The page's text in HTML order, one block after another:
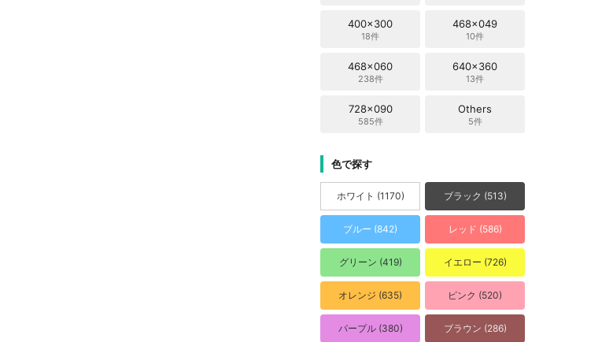
400x300
18件
468x049
10件
468x060
238件
640x360
13件
728x090
585件
Others
5件
色で探す
ホワイト (1170) ブラック (513)
ブルー (842) レッド (586)
グリーン (419) イエロー (726)
オレンジ (635) ピンク (520)
パープル (380) ブラウン (286)